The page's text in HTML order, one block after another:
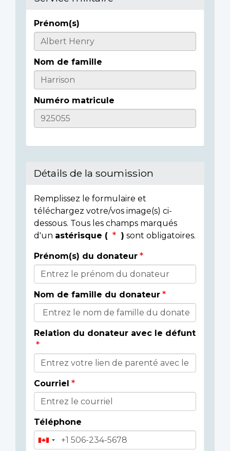
Informations
sur
l'individu
Prénom(s)
Nom de famille
Numéro matricule
Détails de la soumission
Remplissez le formulaire et
téléchargez votre/vos image(s) ci-
dessous. Tous les champs marqués
d'un astérisque ( ) sont obligatoires.
Détails
du
donateur
Prénom(s) du donateur
Nom de famille du donateur
Relation du donateur avec le défunt
Courriel
Téléphone